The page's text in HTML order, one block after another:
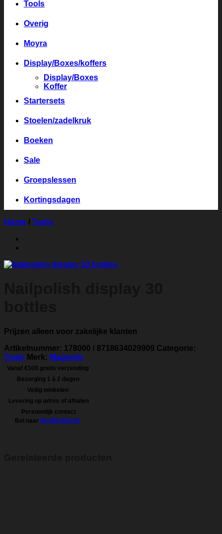
Tools
Overig
Moyra
Display/Boxes/koffers
Display/Boxes
Koffer
Startersets
Stoelen/zadelkruk
Boeken
Sale
Groepslessen
Kortingsdagen
Home / Tools
Prijzen alleen voor zakelijke klanten
Artikelnummer: 178000 / 8718634029909 Categorie:
Tools Merk: Magnetic
Vanaf €100 gratis verzending
Bezorging 1 á 2 dagen
Veilig winkelen
Levering op adres of afhalen
Persoonlijk contact
Bel naar 06 484 024 18